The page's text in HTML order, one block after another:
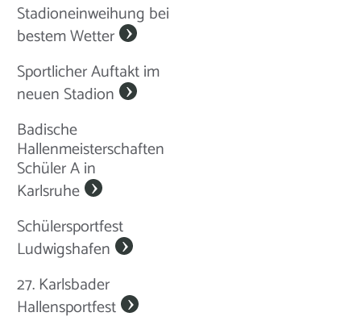
Stadioneinweihung bei
bestem Wetter
Sportlicher Auftakt im
neuen Stadion
Badische
Hallenmeisterschaften
Schüler A in
Karlsruhe
Schülersportfest
Ludwigshafen
27. Karlsbader
Hallensportfest